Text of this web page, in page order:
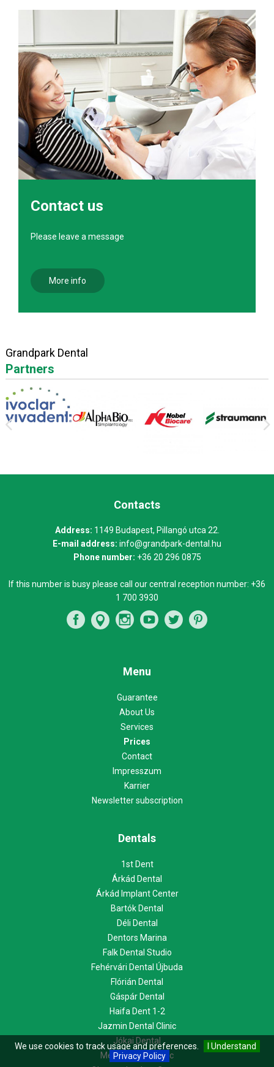
We use cookies to track usage and preferences.
I Understand
Privacy Policy
Contact us
Please leave a message
More info
Grandpark Dental
Partners
Contacts
Address: 1149 Budapest, Pillangó utca 22.
E-mail address: info@grandpark-dental.hu
Phone number: +36 20 296 0875
If this number is busy please call our central reception number: +36
1 700 3930
Menu
Guarantee
About Us
Services
Prices
Contact
Impresszum
Karrier
Newsletter subscription
Dentals
1st Dent
Árkád Dental
Árkád Implant Center
Bartók Dental
Déli Dental
Dentors Marina
Falk Dental Studio
Fehérvári Dental Újbuda
Flórián Dental
Gáspár Dental
Haifa Dent 1-2
Jazmin Dental Clinic
Jókai Dental
Megyeri Dent Clinic